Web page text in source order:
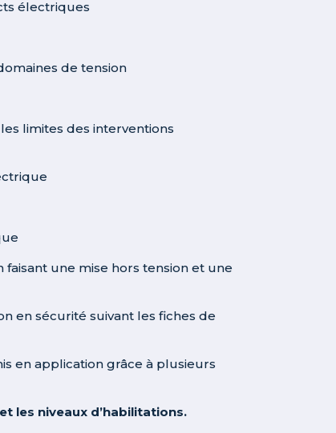
électriques
de tension
limites des interventions
une mise hors tension et une
en sécurité suivant les fiches de
en application grâce à plusieurs
les niveaux d’habilitations.